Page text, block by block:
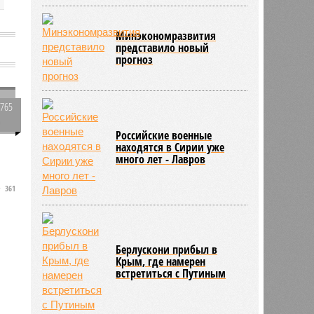
361
Минэкономразвития
представило новый
прогноз
Российские военные
находятся в Сирии уже
много лет - Лавров
Берлускони прибыл в
Крым, где намерен
встретиться с Путиным